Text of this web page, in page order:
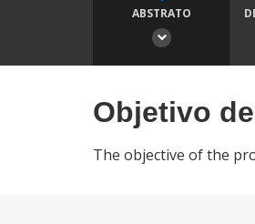
ABSTRATO
Objetivo
The objective of the